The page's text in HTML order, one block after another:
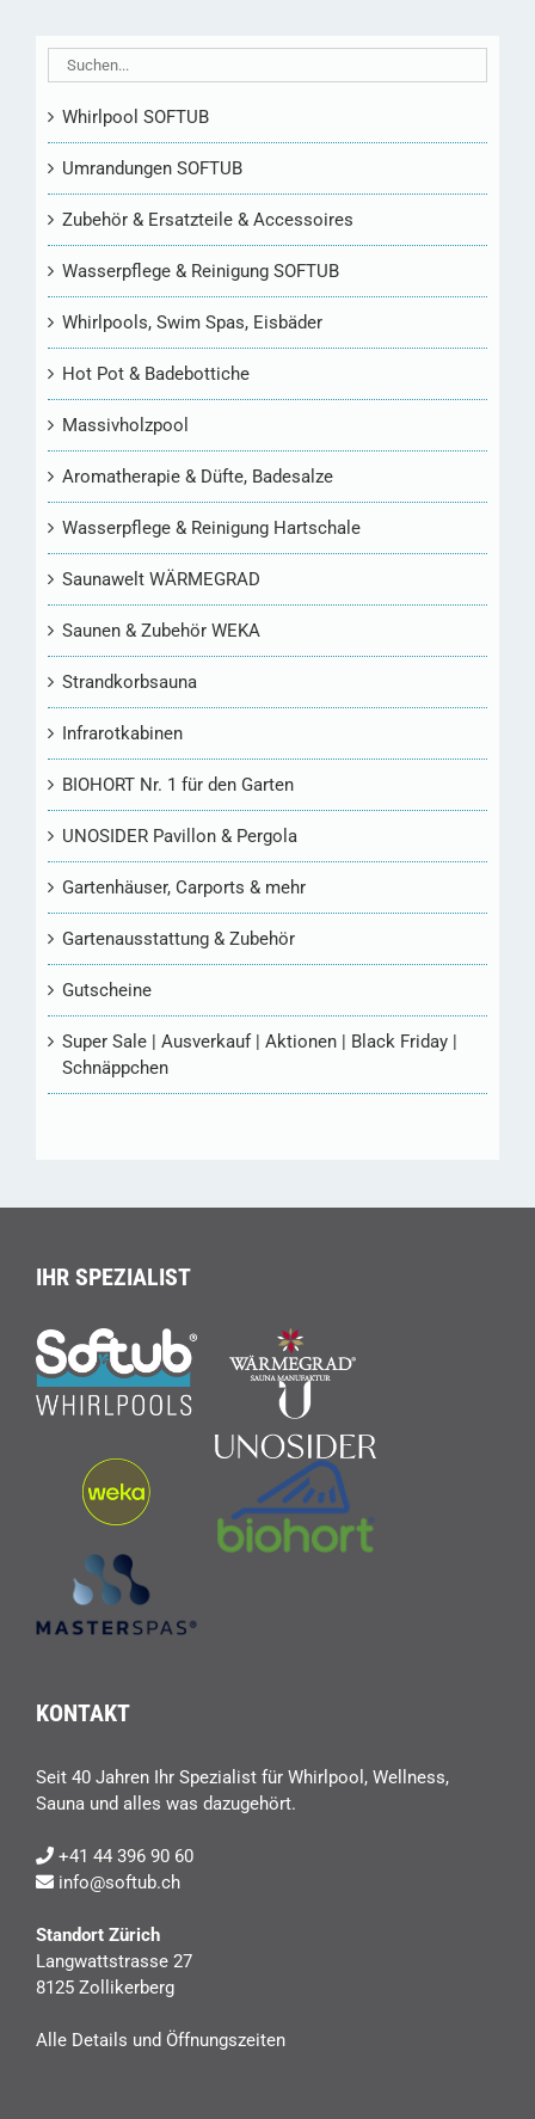
Whirlpool SOFTUB
Umrandungen SOFTUB
Zubehör & Ersatzteile & Accessoires
Wasserpflege & Reinigung SOFTUB
Whirlpools, Swim Spas, Eisbäder
Hot Pot & Badebottiche
Massivholzpool
Aromatherapie & Düfte, Badesalze
Wasserpflege & Reinigung Hartschale
Saunawelt WÄRMEGRAD
Saunen & Zubehör WEKA
Strandkorbsauna
Infrarotkabinen
BIOHORT Nr. 1 für den Garten
UNOSIDER Pavillon & Pergola
Gartenhäuser, Carports & mehr
Gartenausstattung & Zubehör
Gutscheine
Super Sale | Ausverkauf | Aktionen | Black Friday |
Schnäppchen
IHR SPEZIALIST
KONTAKT
Seit 40 Jahren Ihr Spezialist für Whirlpool, Wellness,
Sauna und alles was dazugehört.
+41 44 396 90 60
info@softub.ch
Standort Zürich
Langwattstrasse 27
8125 Zollikerberg
Alle Details und Öffnungszeiten